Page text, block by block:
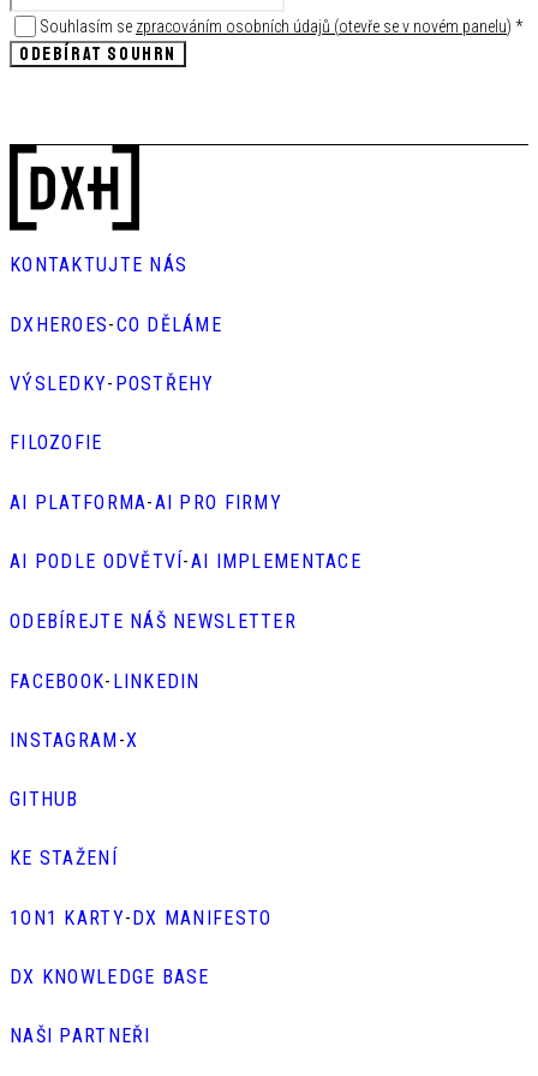
Souhlasím se zpracováním osobních údajů (otevře se v novém panelu) *
ODEBÍRAT SOUHRN
KONTAKTUJTE NÁS
DXHEROES-CO DĚLÁME
VÝSLEDKY- POSTŘEHY
FILOZOFIE
AI PLATFORMA-AI PRO FIRMY
AI PODLE ODVĚTVÍ-AI IMPLEMENTACE
ODEBÍREJTE NÁŠ NEWSLETTER
FACEBOOK- LINKEDIN
INSTAGRAM-X
GITHUB
KE STAŽENÍ
1ON1 KARTY-DX MANIFESTO
DX KNOWLEDGE BASE
NAŠI PARTNEŘI